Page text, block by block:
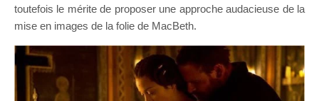
toutefois le mérite de proposer une approche audacieuse de la
mise en images de la folie de MacBeth.